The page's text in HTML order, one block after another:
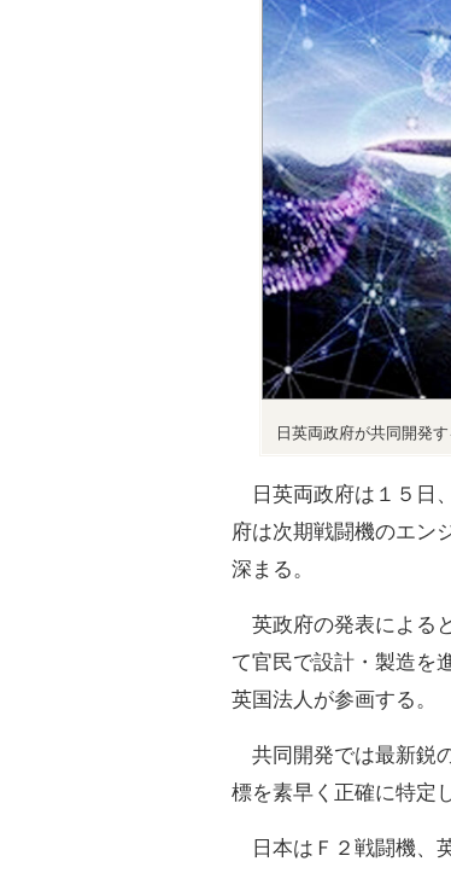
日英両政府が共同開発
日英両政府は１５日
府は次期戦闘機のエン
深まる。
英政府の発表による
て官民で設計・製造を
英国法人が参画する。
共同開発では最新鋭
標を素早く正確に特定
日本はＦ２戦闘機、